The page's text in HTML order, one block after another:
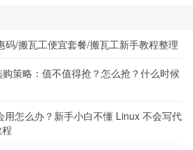
/搬瓦工便宜套餐/搬瓦工新手教程整理
策略：值不值得抢？怎么抢？什么时候
用怎么办？新手小白不懂 Linux 不会写代